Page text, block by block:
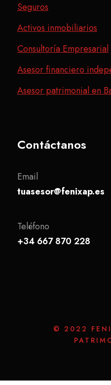
Seguros
Activos inmobiliarios
Consultoría Empresarial
Asesor financiero
Asesor patrimonial en
Contáctanos
Email
tuasesor@fenixap.es
Teléfono
+34 667 870 228
© 2022